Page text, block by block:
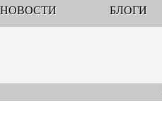
НОВОСТИ
БЛОГИ